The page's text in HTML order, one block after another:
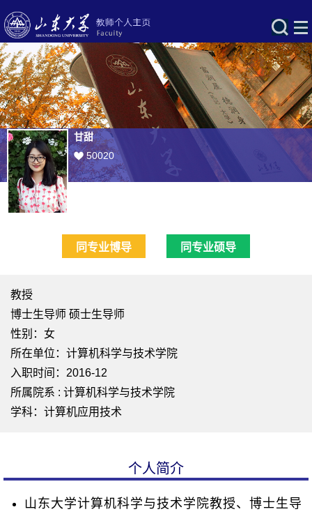
甘甜
50020
同专业博导 同专业硕导
教授
博士生导师 硕士生导师
性别：女
所在单位：计算机科学与技术学院
入职时间：2016-12
所属院系 : 计算机科学与技术学院
学科：计算机应用技术
个人简介
山东大学计算机科学与技术学院教授、博士生导